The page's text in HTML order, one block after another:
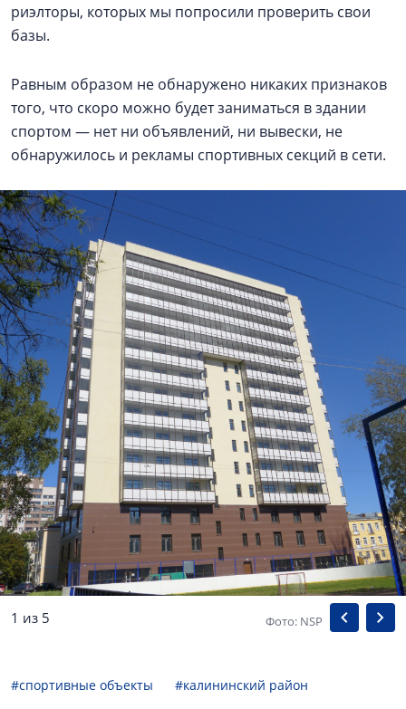
риэлторы, которых мы попросили проверить свои
базы.
Равным образом не обнаружено никаких признаков
того, что скоро можно будет заниматься в здании
спортом — нет ни объявлений, ни вывески, не
обнаружилось и рекламы спортивных секций в сети.
1 из 5 Фото: NSP
#спортивные объекты
#калининский район